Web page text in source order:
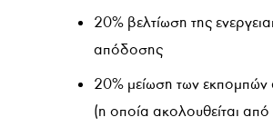
20% βελτίωση της
απόδοσης
20% μείωση των
(η οποία ακολουθείται